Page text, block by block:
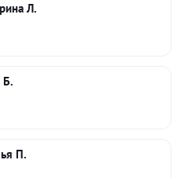
Л.
Б.
П.